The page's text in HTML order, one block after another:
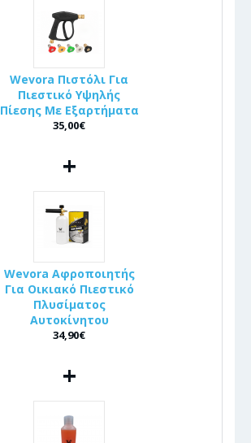
Wevora Πιστόλι Για
Πιεστικό Υψηλής
Πίεσης Με Εξαρτήματα
35,00€
+
Wevora Αφροποιητής
Για Οικιακό Πιεστικό
Πλυσίματος
Αυτοκίνητου
34,90€
+